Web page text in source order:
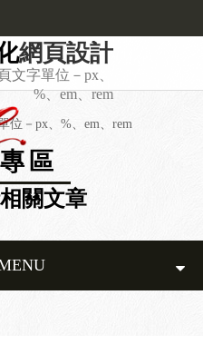
網頁設計
文字單位－px、
%、em、rem
位－px、%、em、rem
區
關文章